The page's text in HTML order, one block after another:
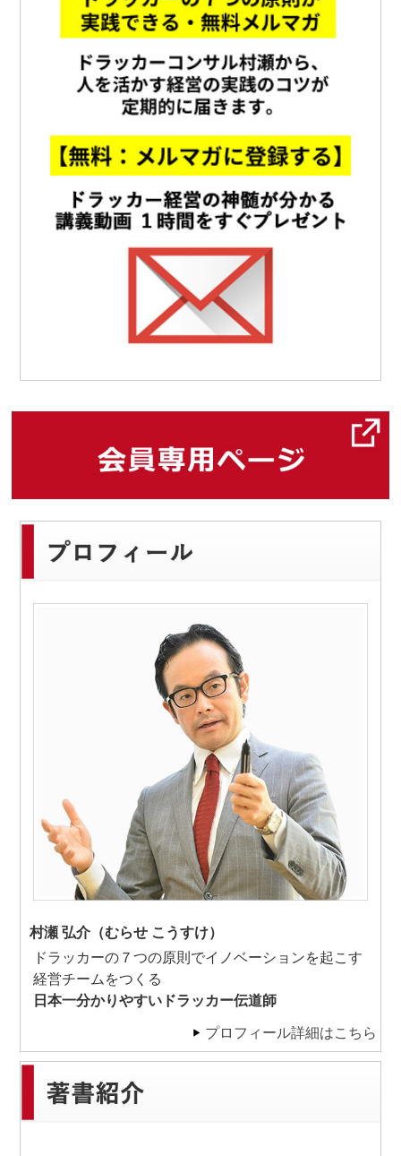
村瀬 弘介（むらせ こうすけ）
ドラッカーの７つの原則でイノベーションを起こす
経営チームをつくる
日本一分かりやすいドラッカー伝道師
プロフィール詳細はこちら